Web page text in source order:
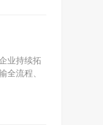
业持续拓
全流程、